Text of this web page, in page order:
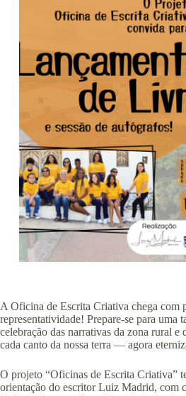
A Oficina de Escrita Criativa chega com
representatividade! Prepare-se para uma
celebração das narrativas da zona rural e
cada canto da nossa terra — agora
O projeto “Oficinas de Escrita Criativa”
orientação do escritor Luiz Madrid, com